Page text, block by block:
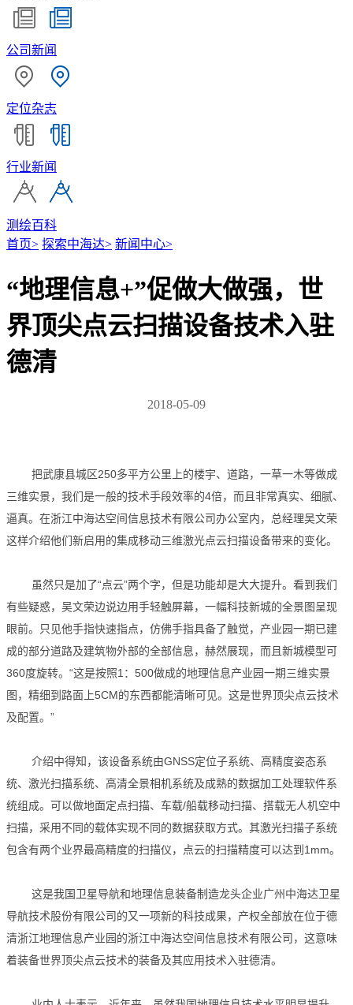
公司新闻
定位杂志
行业新闻
测绘百科
首页> 探索中海达> 新闻中心>
“地理信息+”促做大做强，世
界顶尖点云扫描设备技术入驻
德清
2018-05-09
把武康县城区250多平方公里上的楼宇、道路，一草一木等做成
三维实景，我们是一般的技术手段效率的4倍，而且非常真实、细腻、
逼真。在浙江中海达空间信息技术有限公司办公室内，总经理吴文荣
这样介绍他们新启用的集成移动三维激光点云扫描设备带来的变化。
虽然只是加了“点云”两个字，但是功能却是大大提升。看到我们
有些疑惑，吴文荣边说边用手轻触屏幕，一幅科技新城的全景图呈现
眼前。只见他手指快速指点，仿佛手指具备了触觉，产业园一期已建
成的部分道路及建筑物外部的全部信息，赫然展现，而且新城模型可
360度旋转。“这是按照1：500做成的地理信息产业园一期三维实景
图，精细到路面上5CM的东西都能清晰可见。这是世界顶尖点云技术
及配置。”
介绍中得知，该设备系统由GNSS定位子系统、高精度姿态系
统、激光扫描系统、高清全景相机系统及成熟的数据加工处理软件系
统组成。可以做地面定点扫描、车载/船载移动扫描、搭载无人机空中
扫描，采用不同的载体实现不同的数据获取方式。其激光扫描子系统
包含有两个业界最高精度的扫描仪，点云的扫描精度可以达到1mm。
这是我国卫星导航和地理信息装备制造龙头企业广州中海达卫星
导航技术股份有限公司的又一项新的科技成果，产权全部放在位于德
清浙江地理信息产业园的浙江中海达空间信息技术有限公司，这意味
着装备世界顶尖点云技术的装备及其应用技术入驻德清。